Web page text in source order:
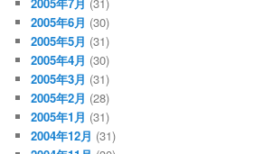
2005年6月 (30)
2005年5月 (31)
2005年4月 (30)
2005年3月 (31)
2005年2月 (28)
2005年1月 (31)
2004年12月 (31)